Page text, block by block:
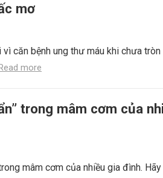
mơ
căn bệnh ung thư máu khi chưa tròn
more
trong mâm cơm của
mâm cơm của nhiều gia đình.